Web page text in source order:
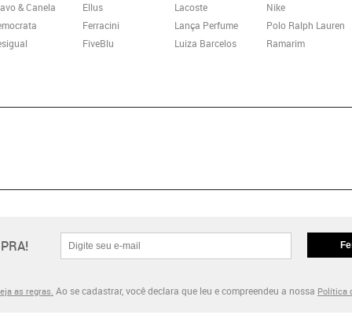
& Canela
Ellus
Ferracini
FiveBlu
Lacoste
Lança Perfume
Luiza Barcelos
Nike
Polo Ralph Lauren
Ramarim
as regras. Ao se cadastrar, você declara que leu e compreendeu a nossa Política